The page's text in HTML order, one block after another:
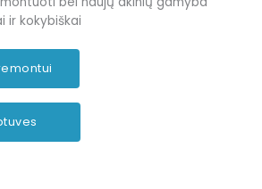
ir kokybiškai